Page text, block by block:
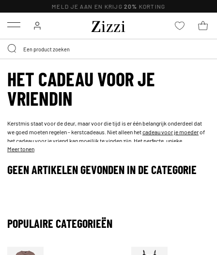
MELD JE AAN EN KRIJG 20% KORTING
Menu
HET CADEAU VOOR JE
VRIENDIN
Kerstmis staat voor de deur, maar voor die tijd is er één belangrijk onderdeel dat
we goed moeten regelen - kerstcadeaus. Niet alleen hetcadeau voor je moederof
het cadeau voor je vriend kan moeilijk te vinden zijn. Het perfecte, unieke
relatiegeschenk vinden kan ook een uitdaging zijn. We hebben een aantal
haar cadeau op kerstavond opent.
Meer tonen
GEEN ARTIKELEN GEVONDEN IN DE CATEGORIE
POPULAIRE CATEGORIEËN